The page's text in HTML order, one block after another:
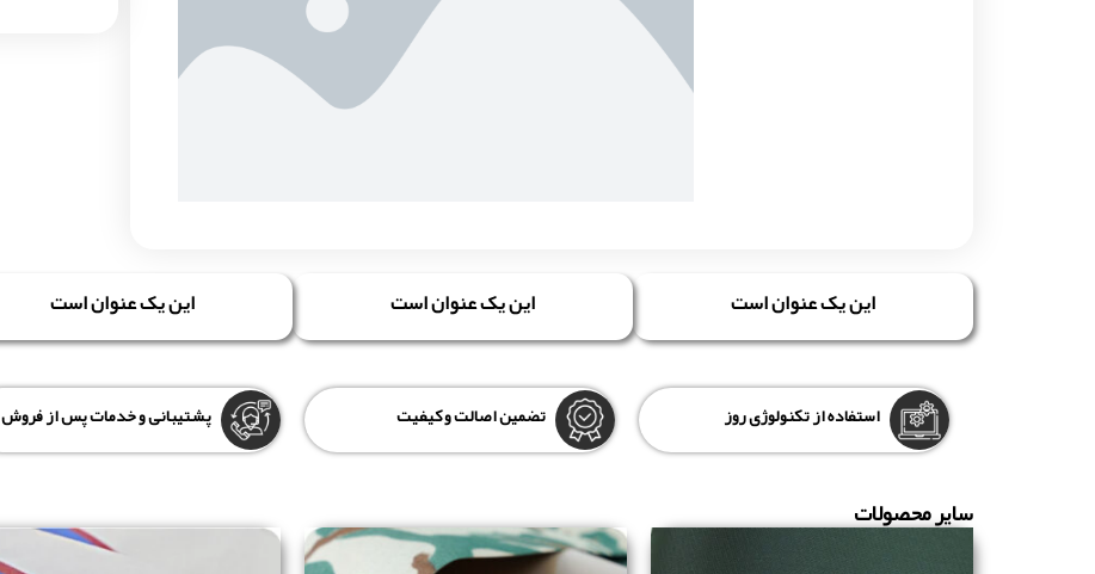
این یک عنوان است این یک عنوان است این یک عنوان است
استفاده از تکنولوژی روز تضمین اصالت و کیفیت پشتیبانی و خدمات پس از فروش
سایر محصولات